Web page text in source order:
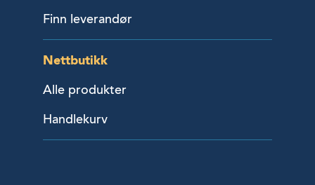
Finn leverandør
Nettbutikk
Alle produkter
Handlekurv